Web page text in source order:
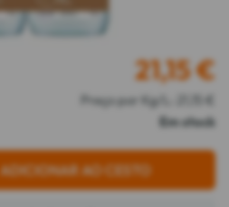
21,15€
Preço por Kg/L: 21,15 €
Em stock
ADICIONAR AO CESTO